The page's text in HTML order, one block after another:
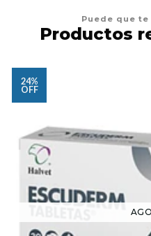
Puede que
Productos
24%
OFF